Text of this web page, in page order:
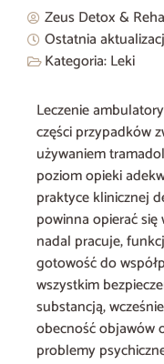
Zeus Detox &
Ostatnia
Kategoria:Leki
Leczenie
części przypadków
używaniem
poziom opieki
praktyce klinicznej
powinna opierać się
nadal pracuje,
gotowość do
wszystkim
substancją,
obecność objawów
problemy